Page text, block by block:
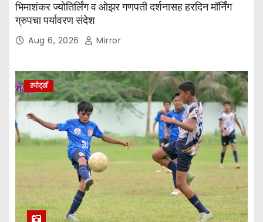
भिमाशंकर ज्योतिर्लिंग व ओझर गणपती दर्शनासह हरदिन मॉर्निंग
ग्रुपचा पर्यावरण संदेश
Aug 6, 2026 Mirror
स्पोर्ट्स